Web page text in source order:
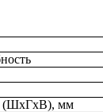
(ШхГхВ), мм